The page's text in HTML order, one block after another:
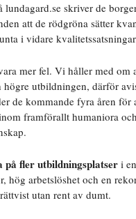
lundagard.se skriver de
att de rödgröna sätter
i vidare
mer fel. Vi håller med om
högre utbildningen, därför
de kommande fyra åren för
framförallt humaniora och
på fler utbildningsplatseri
hög arbetslöshet och en
utan rent av dumt.